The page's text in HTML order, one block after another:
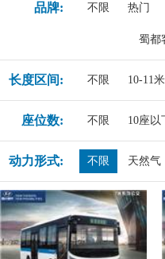
品牌: 不限 热门
蜀都
长度区间: 不限 10-11米
座位数: 不限 10座以
动力形式: 不限 天然气